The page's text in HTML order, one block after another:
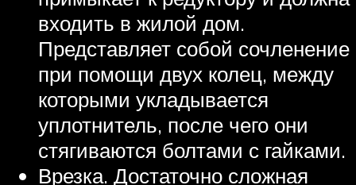
входить в жилой дом.
Представляет собой сочленение
при помощи двух колец, между
которыми укладывается
уплотнитель, после чего они
стягиваются болтами с гайками.
Врезка. Достаточно сложная